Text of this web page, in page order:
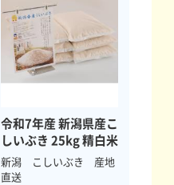
令和7年産 新潟県産こ
しいぶき 25kg 精白米
新潟 こしいぶき 産地
直送